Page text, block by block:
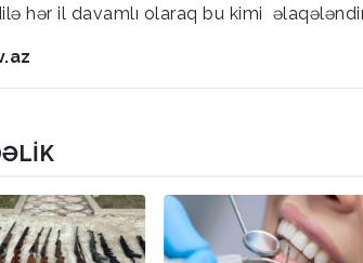
hər il davamlı olaraq bu kimi